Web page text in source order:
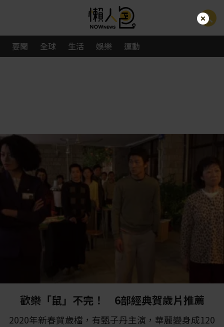
要聞 全球 生活 娛樂 運動
歡樂「鼠」不完！ 6部經典賀歲片推薦
2020年新春賀歲檔，有甄子丹主演，華麗變身成120